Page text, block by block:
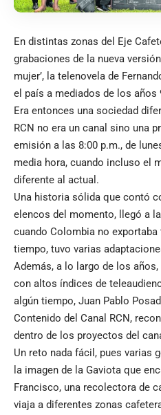
En distintas zonas del Eje
grabaciones de la nueva
mujer’, la telenovela de
el país a mediados de los años
Era entonces una sociedad
RCN no era un canal sino una
emisión a las 8:00 p.m., de
media hora, cuando incluso el
diferente al actual.
Una historia sólida que contó
elencos del momento, llegó a
cuando Colombia no exportaba
tiempo, tuvo varias
Además, a lo largo de los
con altos índices de
algún tiempo, Juan Pablo
Contenido del Canal RCN,
dentro de los proyectos del
Un reto nada fácil, pues varias
la imagen de la Gaviota que
Francisco, una recolectora de
viaja a diferentes zonas